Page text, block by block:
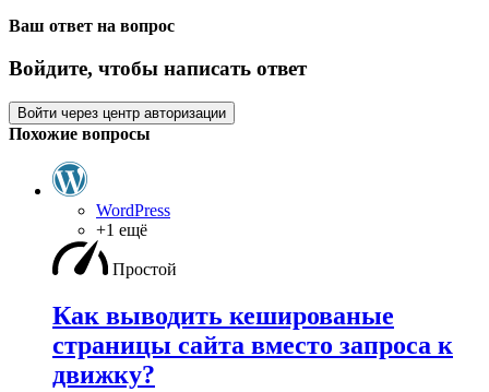
Ваш ответ на вопрос
Войдите, чтобы написать ответ
Войти через центр авторизации
Похожие вопросы
WordPress
+1 ещё
Простой
Как выводить кешированые
страницы сайта вместо запроса к
движку?